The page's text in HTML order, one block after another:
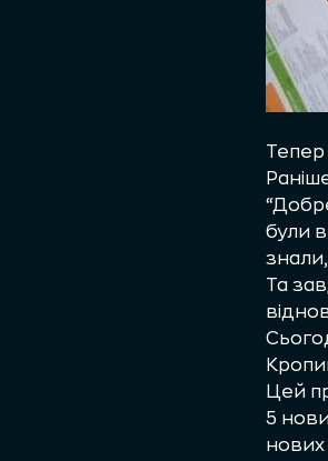
Тепер
були
Та
Цей
5
нових